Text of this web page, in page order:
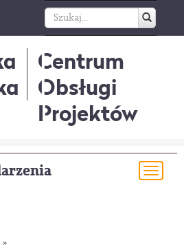
Centrum
Obsługi
Projektów
»